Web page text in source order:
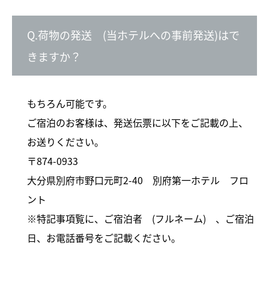
Q.荷物の発送 (当ホテルへの事前発送)はで
きますか？
もちろん可能です。
ご宿泊のお客様は、発送伝票に以下をご記載の上、
お送りください。
〒874-0933
大分県別府市野口元町2-40 別府第一ホテル フロ
ント
※特記事項覧に、ご宿泊者 (フルネーム) 、ご宿泊
日、お電話番号をご記載ください。